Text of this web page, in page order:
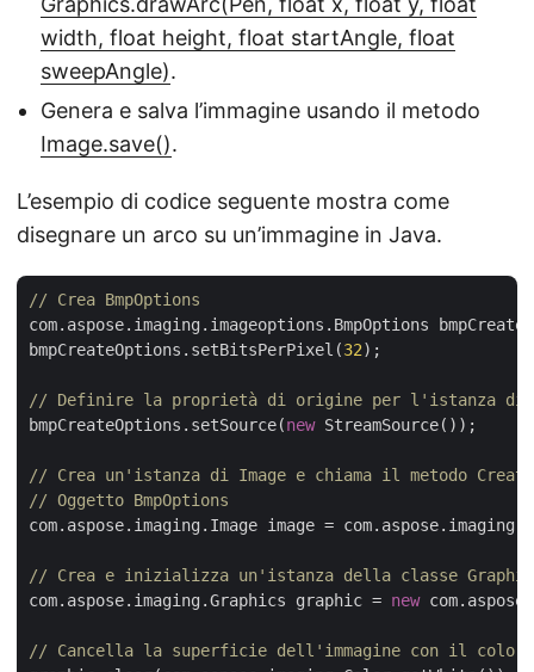
width, float height, float startAngle, float
sweepAngle).
Genera e salva l’immagine usando il metodo
Image.save().
L’esempio di codice seguente mostra come
disegnare un arco su un’immagine in Java.
// Crea BmpOptions
com.aspose.imaging.imageoptions.BmpOptions
bmpCreateOptions.setBitsPerPixel(32);
// Definire la proprietà di origine per l'istanza di
bmpCreateOptions.setSource(new StreamSource());
// Crea un'istanza di Image e chiama il metodo
// Oggetto BmpOptions
com.aspose.imaging.Image image =
// Crea e inizializza un'istanza della classe
com.aspose.imaging.Graphics graphic = new
// Cancella la superficie dell'immagine con il colore